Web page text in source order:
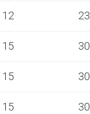
12 23
15 30
15 30
15 30